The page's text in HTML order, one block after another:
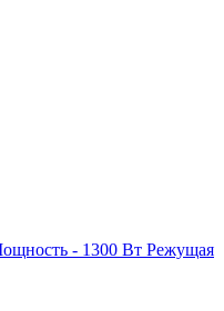
- 1300 Вт Режущая